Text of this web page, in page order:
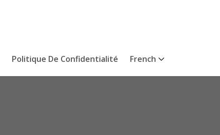
Politique De Confidentialité French